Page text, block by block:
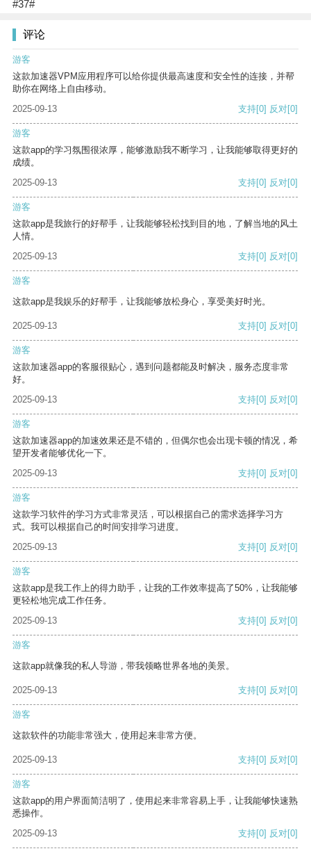
#37#
评论
游客
这款加速器VPM应用程序可以给你提供最高速度和安全性的连接，并帮
助你在网络上自由移动。
2025-09-13
支持[0] 反对[0]
游客
这款app的学习氛围很浓厚，能够激励我不断学习，让我能够取得更好的
成绩。
2025-09-13
支持[0] 反对[0]
游客
这款app是我旅行的好帮手，让我能够轻松找到目的地，了解当地的风土
人情。
2025-09-13
支持[0] 反对[0]
游客
这款app是我娱乐的好帮手，让我能够放松身心，享受美好时光。
2025-09-13 支持[0] 反对[0]
游客
这款加速器app的客服很贴心，遇到问题都能及时解决，服务态度非常
好。
2025-09-13
支持[0] 反对[0]
游客
这款加速器app的加速效果还是不错的，但偶尔也会出现卡顿的情况，希
望开发者能够优化一下。
2025-09-13
支持[0] 反对[0]
游客
这款学习软件的学习方式非常灵活，可以根据自己的需求选择学习方
式。我可以根据自己的时间安排学习进度。
2025-09-13
支持[0] 反对[0]
游客
这款app是我工作上的得力助手，让我的工作效率提高了50%，让我能够
更轻松地完成工作任务。
2025-09-13
支持[0] 反对[0]
游客
这款app就像我的私人导游，带我领略世界各地的美景。
2025-09-13 支持[0] 反对[0]
游客
这款软件的功能非常强大，使用起来非常方便。
2025-09-13 支持[0] 反对[0]
游客
这款app的用户界面简洁明了，使用起来非常容易上手，让我能够快速熟
悉操作。
2025-09-13
支持[0] 反对[0]